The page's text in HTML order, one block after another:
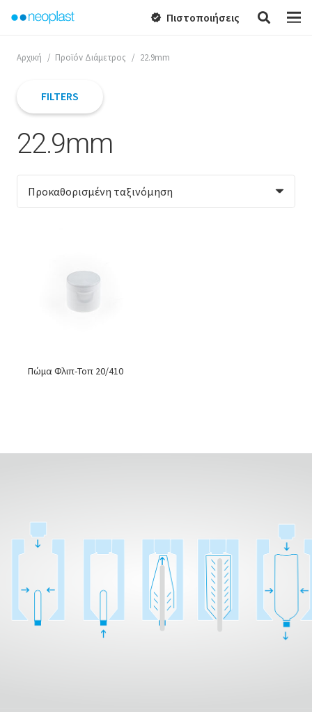
verified Πιστοποιήσεις
Αρχική / Προϊόν Διάμετρος / 22.9mm
22.9mm
Πώμα Φλιπ-Τοπ 20/410
FILTERS